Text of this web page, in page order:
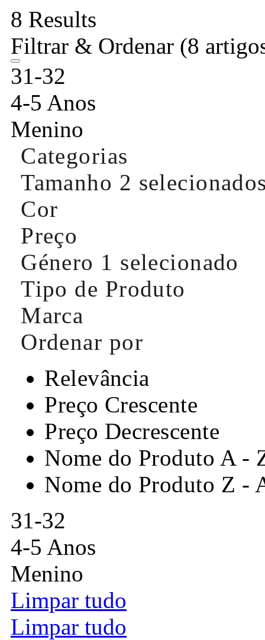
8 Results
Filtrar & Ordenar (8
31-32
4-5 Anos
Menino
Categorias
Tamanho 2
Cor
Preço
Género 1 selecionado
Tipo de Produto
Marca
Ordenar por
Relevância
Preço Crescente
Preço Decrescente
Nome do Produto A -
Nome do Produto Z -
31-32
4-5 Anos
Menino
Limpar tudo
Limpar tudo